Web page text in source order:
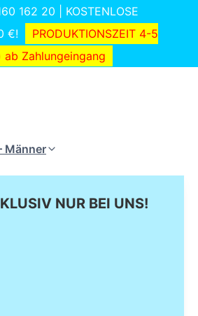
162 20 | KOSTENLOSE
€!
PRODUKTIONSZEIT 4-5
Zahlungeingang
Männer
NUR BEI UNS!